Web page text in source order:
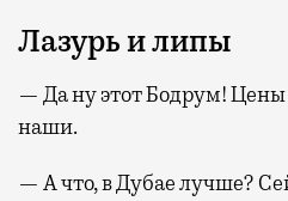
Лазурь и липы
— Да ну этот Бодрум! Цены
наши.
— А что, в Дубае лучше?